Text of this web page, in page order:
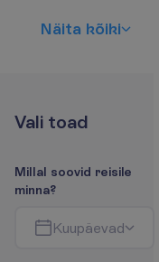
Näita kõiki
Vali toad
Millal soovid reisile
minna?
Kuupäevad